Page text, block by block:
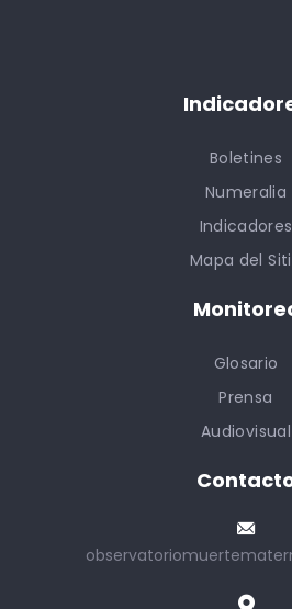
Boletines
Numeralia
Indicadores
Mapa del
Glosario
Prensa
Audiovisual